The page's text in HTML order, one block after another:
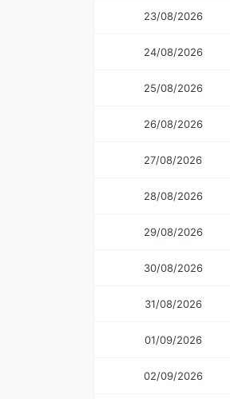
23/08/2026
24/08/2026
25/08/2026
26/08/2026
27/08/2026
28/08/2026
29/08/2026
30/08/2026
31/08/2026
01/09/2026
02/09/2026